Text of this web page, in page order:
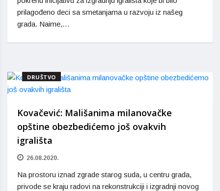
prilagođeno deci sa smetanjama u razvoju iz našeg
grada. Naime,…
DRUŠTVO
Kovačević: Mališanima milanovačke
opštine obezbedićemo još ovakvih
igrališta
26.08.2020.
Na prostoru iznad zgrade starog suda, u centru grada,
privode se kraju radovi na rekonstrukciji i izgradnji novog